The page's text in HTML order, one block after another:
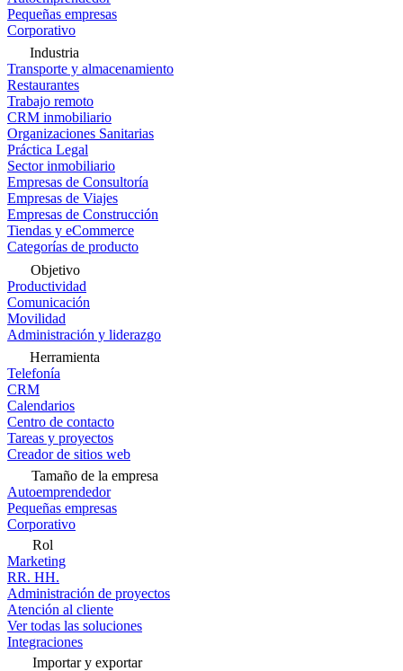
Pequeñas empresas
Corporativo
Industria
Transporte y almacenamiento
Restaurantes
Trabajo remoto
CRM inmobiliario
Organizaciones Sanitarias
Práctica Legal
Sector inmobiliario
Empresas de Consultoría
Empresas de Viajes
Empresas de Construcción
Tiendas y eCommerce
Categorías de producto
Objetivo
Productividad
Comunicación
Movilidad
Administración y liderazgo
Herramienta
Telefonía
CRM
Calendarios
Centro de contacto
Tareas y proyectos
Creador de sitios web
Tamaño de la empresa
Autoemprendedor
Pequeñas empresas
Corporativo
Rol
Marketing
RR. HH.
Administración de proyectos
Atención al cliente
Ver todas las soluciones
Integraciones
Importar y exportar